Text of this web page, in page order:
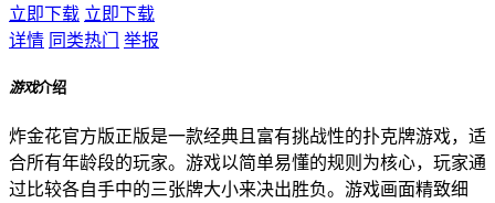
立即下载 立即下载
详情 同类热门 举报
游戏介绍
炸金花官方版正版是一款经典且富有挑战性的扑克牌游戏，适
合所有年龄段的玩家。游戏以简单易懂的规则为核心，玩家通
过比较各自手中的三张牌大小来决出胜负。游戏画面精致细